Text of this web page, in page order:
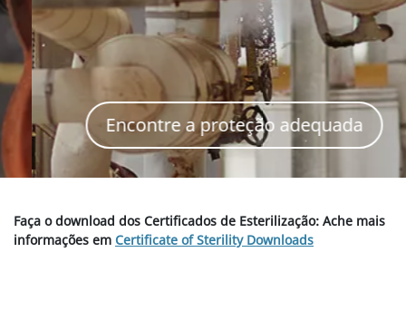
Encontre a proteção adequada
Faça o download dos Certificados de Esterilização: Ache mais
informações em Certificate of Sterility Downloads